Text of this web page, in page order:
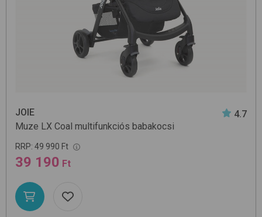
JOIE
4.7
Muze LX Coal multifunkciós babakocsi
RRP: 49 990 Ft
39 190 Ft